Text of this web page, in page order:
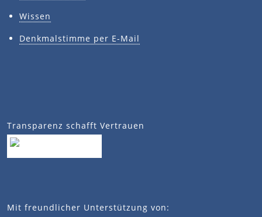
Wissen
Denkmalstimme per E-Mail
Transparenz schafft Vertrauen
Mit freundlicher Unterstützung von: